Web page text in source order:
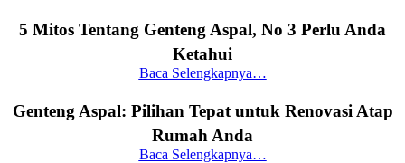
5 Mitos Tentang Genteng Aspal, No 3 Perlu Anda
Ketahui
Baca Selengkapnya…
Genteng Aspal: Pilihan Tepat untuk Renovasi Atap
Rumah Anda
Baca Selengkapnya…